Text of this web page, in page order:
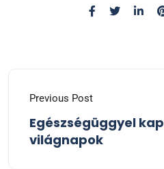
Previous Post
Egészségüggyel
világnapok